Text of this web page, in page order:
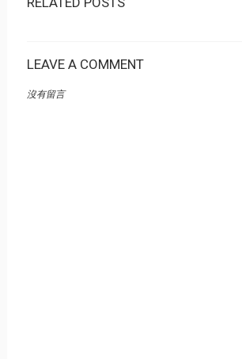
LEAVE A COMMENT
沒有留言